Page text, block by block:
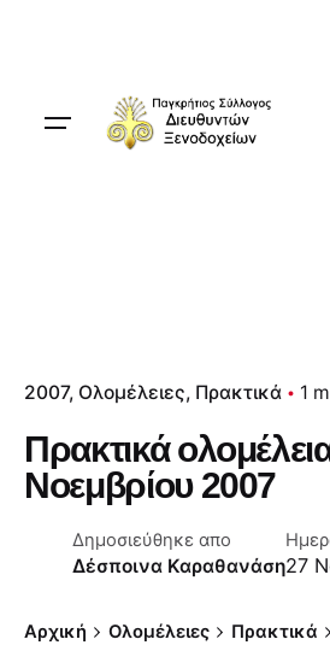
2007 Ολομέλειες Πρακτικά 1
Πρακτικά
Νοεμβρίου 2007
Δημοσιεύθηκε απο
Δέσποινα Καραθανάση27
Αρχική Ολομέλειες Πρακτικά